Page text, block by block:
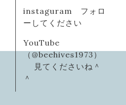
instaguram フォロ
ーしてください
YouTube
（@beehives1973）
見てくださいね＾
＾